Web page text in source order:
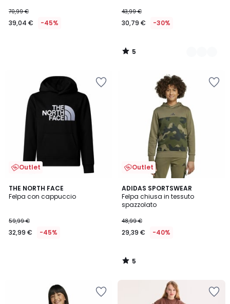
70,99 €
39,04 € -45%
43,99 €
30,79 € -30%
5
/
Outlet
THE NORTH FACE
Felpa con cappuccio
59,99 €
32,99 € -45%
Outlet
ADIDAS SPORTSWEAR
Felpa chiusa in tessuto
spazzolato
48,99 €
29,39 € -40%
5
/
5
5
/